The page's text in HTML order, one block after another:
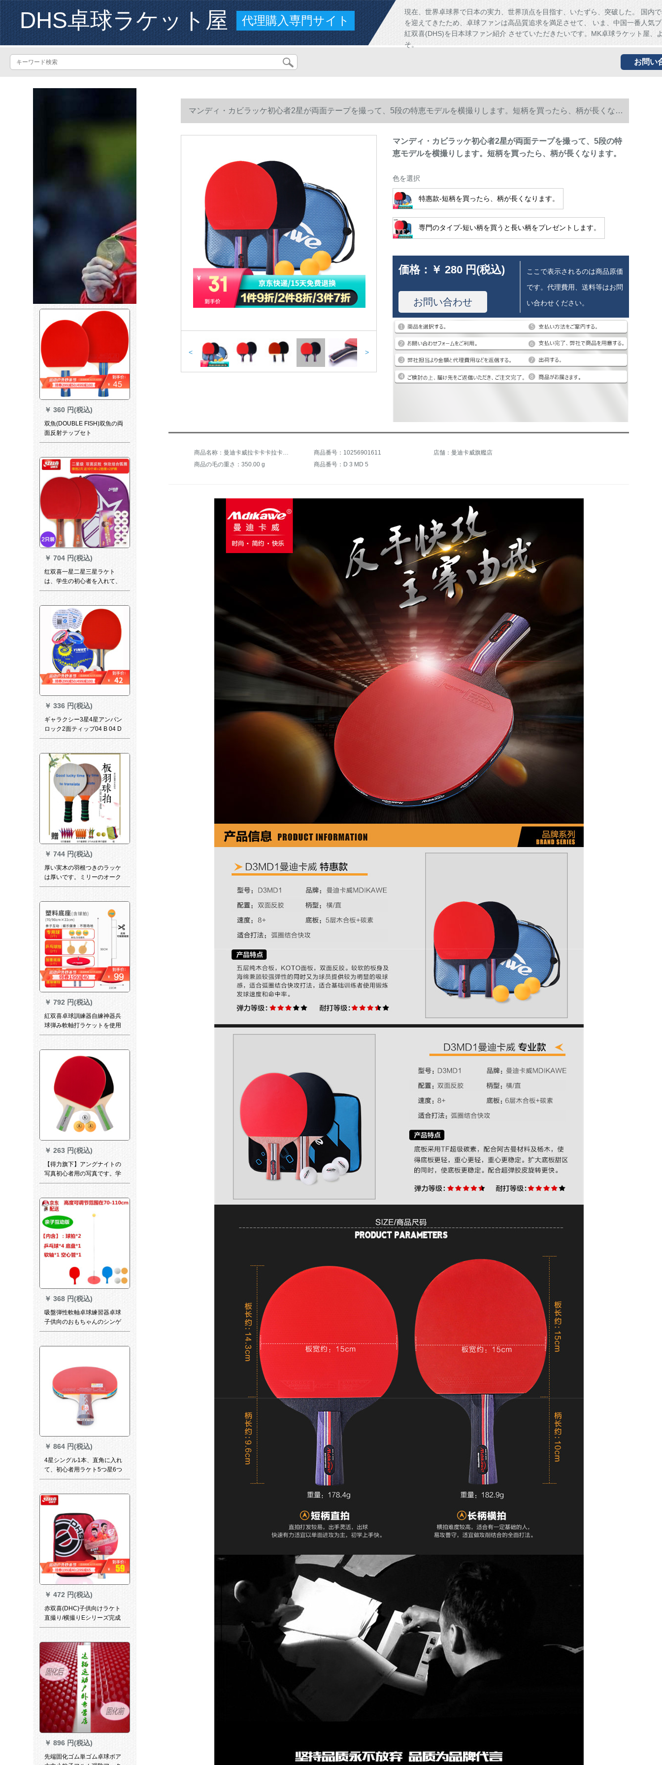
DHS卓球ラケット屋 代理購入専門サイト
現在、世界卓球界で日本の実力、世界頂点を目指す、いたずら、突破した。 国内
を迎えてきたため、卓球ファンは高品質追求を満足させて、 いま、中国一番人気
紅双喜(DHS)を日本球ファン紹介 させていただきたいです。MK卓球ラケット屋、
そ。
お問い
￥ 360 円(税込)
双魚(DOUBLE FISH)双魚の両
面反射テップセト
￥ 704 円(税込)
红双喜一星二星三星ラケト
は、学生の初心者を入れて、
猛スピードで王兵パンを二本
￥ 336 円(税込)
ギャラクシー3星4星アンパン
ロック2面ティップ04 B 04 D
4つ星直球短柄シングルス
￥ 744 円(税込)
厚い実木の羽根つきのラッケ
は厚いです。ミリーのオーク
の表面の三毛のラケトは赤い
￥ 792 円(税込)
紅双喜卓球訓練器自練神器兵
球弾み軟軸打ラケットを使用
して、卓球おもちゃのプラス
￥ 263 円(税込)
【得力旗下】アングナイトの
写真初心者用の写真です。学
生用の大人用のダブルシで
直书(3球＋ラッケ袋をプリセ
ットにします。)
￥ 368 円(税込)
吸盤弾性軟軸卓球練習器卓球
子供向のおもちゃんのシンゲ
ル練習器です。
￥ 864 円(税込)
4星シングル1本、直角に入れ
て、初心者用ラケト5つ星6つ
の専门レベルの新しい4つの星
￥ 472 円(税込)
赤双喜(DHC)子供向けラケト
直撮り/横撮りEシリーズ完成
品ラケトE 2シリズ直撮り
￥ 896 円(税込)
先端固化ゴム単ゴム卓球ボア
マンディ・カビラッケ初心者2星が両面テープを撮って、5段の特恵モデルを横撮りします。短柄を買ったら、柄が長くなり
ます。
< >
マンディ・カビラッケ初心者2星が両面テープを撮って、5段の特
恵モデルを横撮りします。短柄を買ったら、柄が長くなります。
色を選択
特惠款-短柄を買ったら、柄が長くなります。
専門のタイプ-短い柄を買うと長い柄をプレゼントします。
価格： ￥ 280 円(税込)
お問い合わせ
ここで表示されるのは商品原価
です。代理費用、送料等はお問
い合わせください。
商品番号：10256901611
店舗：曼迪卡威旗艦店
商品の毛の重さ：350.00 g
商品番号：D 3 MD 5